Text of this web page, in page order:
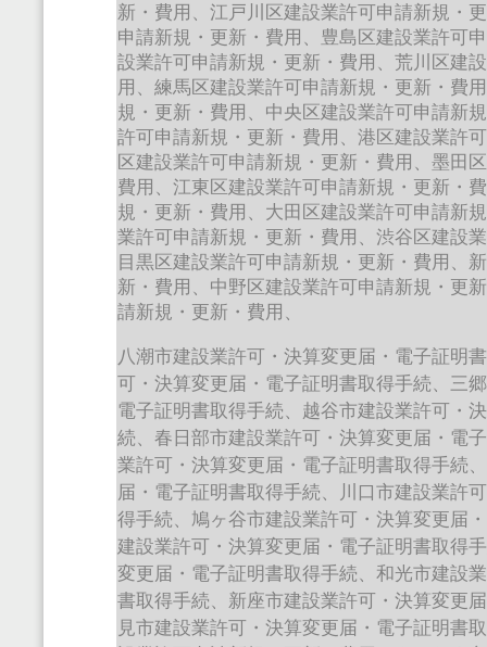
新・費用、江戸川区建設業許可申請新規・
申請新規・更新・費用、豊島区建設業許可
設業許可申請新規・更新・費用、荒川区建
用、練馬区建設業許可申請新規・更新・費
規・更新・費用、中央区建設業許可申請新
許可申請新規・更新・費用、港区建設業許
区建設業許可申請新規・更新・費用、墨田
費用、江東区建設業許可申請新規・更新・
規・更新・費用、大田区建設業許可申請新
業許可申請新規・更新・費用、渋谷区建設
目黒区建設業許可申請新規・更新・費用、
新・費用、中野区建設業許可申請新規・更
請新規・更新・費用、
八潮市建設業許可・決算変更届・電子証明
可・決算変更届・電子証明書取得手続、三
電子証明書取得手続、越谷市建設業許可・
続、春日部市建設業許可・決算変更届・電
業許可・決算変更届・電子証明書取得手続
届・電子証明書取得手続、川口市建設業許
得手続、鳩ヶ谷市建設業許可・決算変更届
建設業許可・決算変更届・電子証明書取得
変更届・電子証明書取得手続、和光市建設
書取得手続、新座市建設業許可・決算変更
見市建設業許可・決算変更届・電子証明書